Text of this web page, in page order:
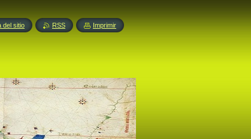
del sitio RSS Imprimir